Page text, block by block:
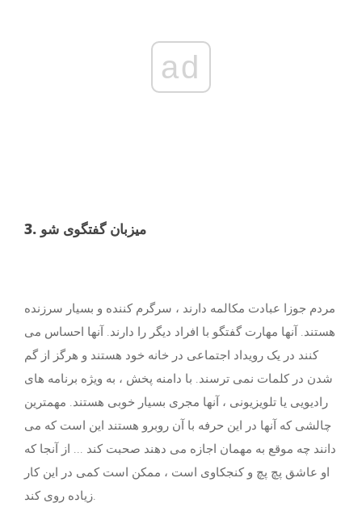
ad
3. میزبان گفتگوی شو
مردم جوزا عبادت مکالمه دارند ، سرگرم کننده و بسیار سرزنده
هستند. آنها مهارت گفتگو با افراد دیگر را دارند. آنها احساس می
کنند در یک رویداد اجتماعی در خانه خود هستند و هرگز از گم
شدن در کلمات نمی ترسند. با دامنه پخش ، به ویژه برنامه های
رادیویی یا تلویزیونی ، آنها مجری بسیار خوبی هستند. مهمترین
چالشی که آنها در این حرفه با آن روبرو هستند این است که می
دانند چه موقع به مهمان اجازه می دهند صحبت کند ... از آنجا که
او عاشق پچ پچ و کنجکاوی است ، ممکن است کمی در این کار
زیاده روی کند.